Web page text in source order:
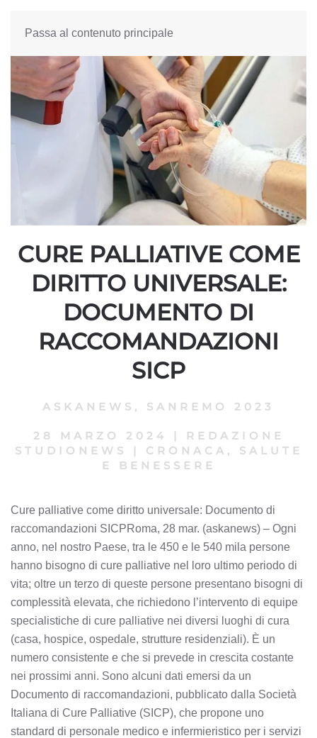
Passa al contenuto principale
CURE PALLIATIVE COME
DIRITTO UNIVERSALE:
DOCUMENTO DI
RACCOMANDAZIONI
SICP
ASKANEWS , SANREMO 2023
28 MARZO 2024 |
REDAZIONE
STUDIONEWS
| CRONACA, SALUTE
E BENESSERE
Cure palliative come diritto universale: Documento di
raccomandazioni SICPRoma, 28 mar. (askanews) – Ogni
anno, nel nostro Paese, tra le 450 e le 540 mila persone
hanno bisogno di cure palliative nel loro ultimo periodo di
vita; oltre un terzo di queste persone presentano bisogni di
complessità elevata, che richiedono l’intervento di equipe
specialistiche di cure palliative nei diversi luoghi di cura
(casa, hospice, ospedale, strutture residenziali). È un
numero consistente e che si prevede in crescita costante
nei prossimi anni. Sono alcuni dati emersi da un
Documento di raccomandazioni, pubblicato dalla Società
Italiana di Cure Palliative (SICP), che propone uno
standard di personale medico e infermieristico per i servizi